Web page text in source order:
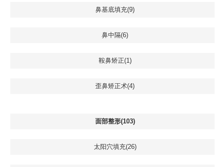
鼻基底填充(9)
鼻中隔(6)
鞍鼻矫正(1)
歪鼻矫正术(4)
面部整形(103)
太阳穴填充(26)